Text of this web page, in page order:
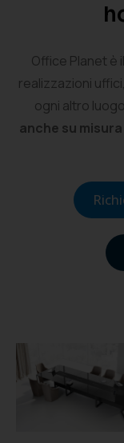
Office Planet è
realizzazioni
ogni altro
anche su misura